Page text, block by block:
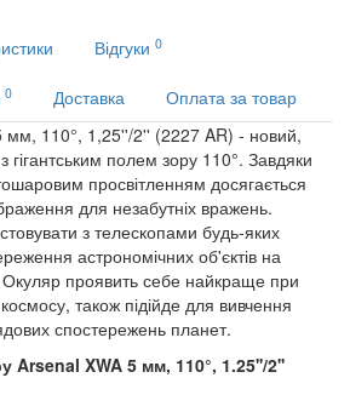
Відгуки 0
0 Доставка
Оплата за товар
мм, 110°, 1,25''/2'' (2227 AR) - новий,
гігантським полем зору 110°. Завдяки
просвітленням досягається
для незабутніх вражень.
з телескопами будь-яких
астрономічних об'єктів на
Окуляр проявить себе найкраще при
також підійде для вивчення
спостережень планет.
Arsenal XWA 5 мм, 110°, 1.25''/2''